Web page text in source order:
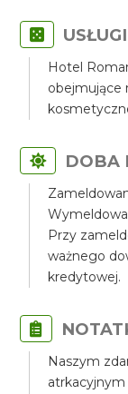
Hotel
obejmujące
DOBA
Przy
ważnego
kredytowej.
Naszym